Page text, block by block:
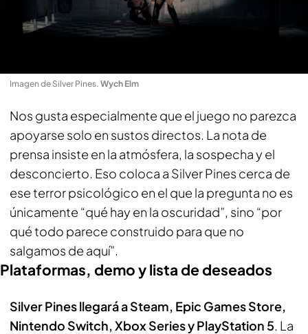
Imagen de Silver Pines. Wych Elm
Nos gusta especialmente que el juego no parezca
apoyarse solo en sustos directos. La nota de
prensa insiste en la atmósfera, la sospecha y el
desconcierto. Eso coloca a Silver Pines cerca de
ese terror psicológico en el que la pregunta no es
únicamente “qué hay en la oscuridad”, sino “por
qué todo parece construido para que no
salgamos de aquí”.
Plataformas, demo y lista de deseados
Silver Pines llegará a Steam, Epic Games Store,
Nintendo Switch, Xbox Series y PlayStation 5. La